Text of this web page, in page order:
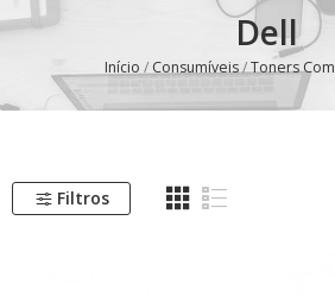
Dell
Início Consumíveis Toners
Filtros